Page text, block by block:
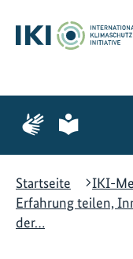
Hauptinhalt
springen
Suche
springen
Hauptnavigation
springen
Zur
Seite
Gebärdensprache
Zur
Seite
leichte
Startseite
IKI-
Erfahrung teilen,
der…